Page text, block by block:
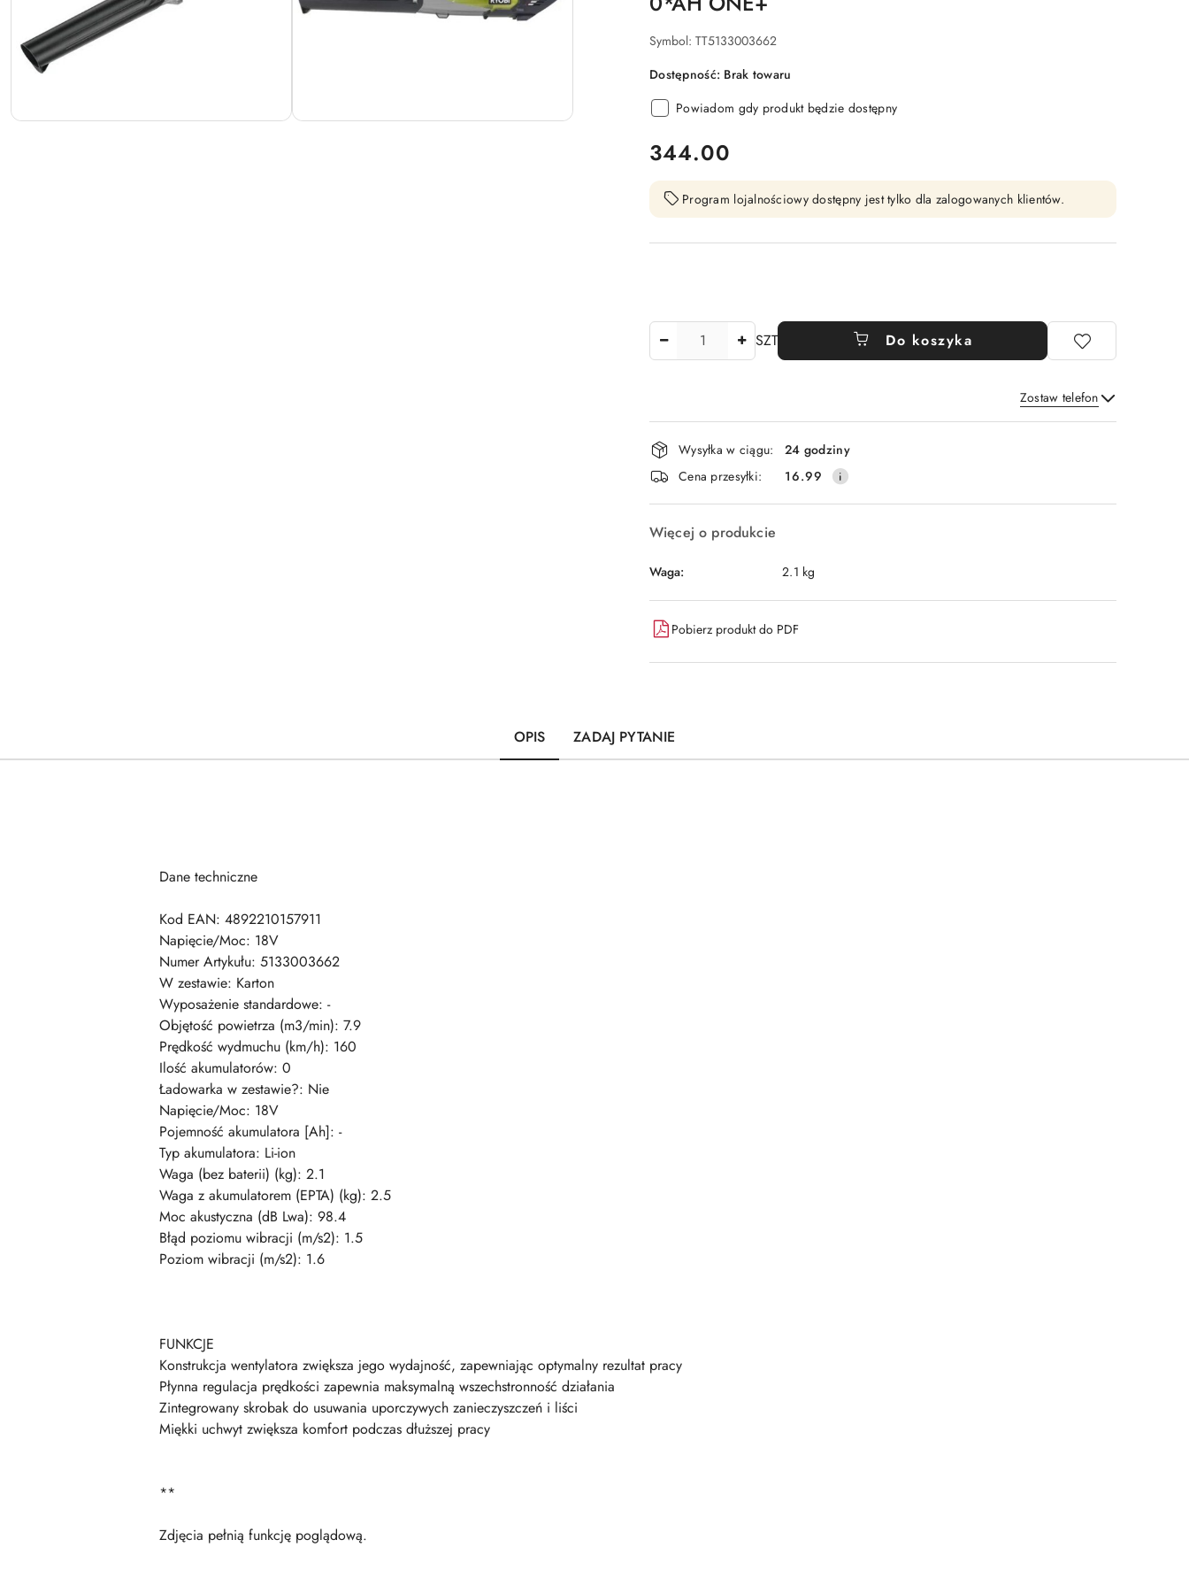
Symbol: TT5133003662
Dostępność: Brak towaru
Powiadom gdy produkt będzie dostępny
cena:
344.00
Program lojalnościowy dostępny jest tylko dla zalogowanych klientów.
SZT Do koszyka
Zostaw telefon
Wyślij
Dostępność
i
dostawa
Wysyłka w ciągu:
24 godziny
Cena przesyłki:
16.99
Więcej o produkcie
Waga: 2.1 kg
Pobierz produkt do PDF
OPIS ZADAJ PYTANIE
Dane techniczne
Kod EAN: 4892210157911
Napięcie/Moc: 18V
Numer Artykułu: 5133003662
W zestawie: Karton
Wyposażenie standardowe: -
Objętość powietrza (m3/min): 7.9
Prędkość wydmuchu (km/h): 160
Ilość akumulatorów: 0
Ładowarka w zestawie?: Nie
Napięcie/Moc: 18V
Pojemność akumulatora [Ah]: -
Typ akumulatora: Li-ion
Waga (bez baterii) (kg): 2.1
Waga z akumulatorem (EPTA) (kg): 2.5
Moc akustyczna (dB Lwa): 98.4
Błąd poziomu wibracji (m/s2): 1.5
Poziom wibracji (m/s2): 1.6
FUNKCJE
Konstrukcja wentylatora zwiększa jego wydajność, zapewniając optymalny rezultat pracy
Płynna regulacja prędkości zapewnia maksymalną wszechstronność działania
Zintegrowany skrobak do usuwania uporczywych zanieczyszczeń i liści
Miękki uchwyt zwiększa komfort podczas dłuższej pracy
**
Zdjęcia pełnią funkcję poglądową.